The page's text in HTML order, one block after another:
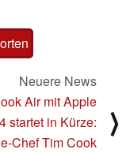
Neuere News
Air mit Apple
startet in Kürze:
Chef Tim Cook
⟩